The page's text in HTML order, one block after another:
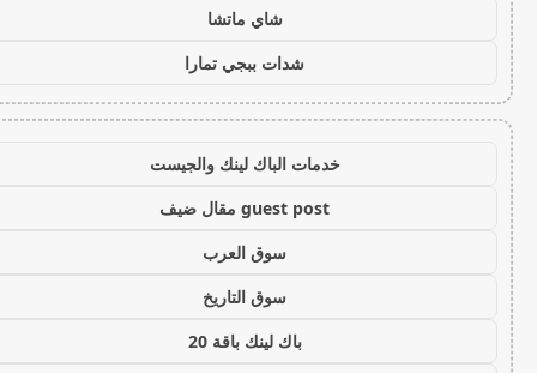
شاي ماتشا
شدات ببجي تمارا
خدمات الباك لينك والجيست
guest post مقال ضيف
سوق العرب
سوق التاريخ
باك لينك باقة 20